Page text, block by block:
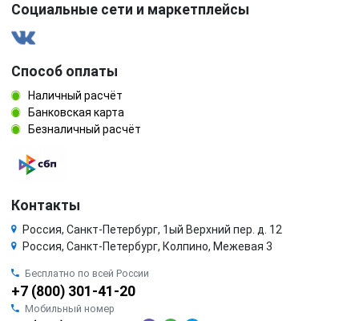
Социальные сети и маркетплейсы
Способ оплаты
Наличный расчёт
Банковская карта
Безналичный расчёт
Контакты
Россия, Санкт-Петербург, 1ый Верхний пер. д. 12
Россия, Санкт-Петербург, Колпино, Межевая 3
Бесплатно по всей России
+7 (800) 301-41-20
Мобильный номер